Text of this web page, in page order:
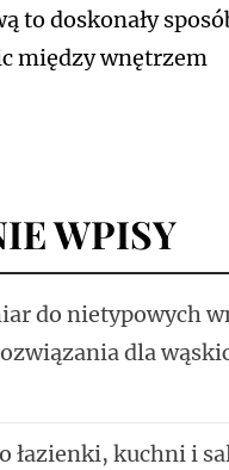
to doskonały
między wnętrzem
WPISY
do nietypowych
dla
łazienki, kuchni i